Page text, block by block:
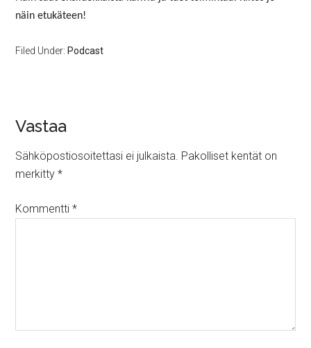
näin etukäteen!
Filed Under:Podcast
Vastaa
Sähköpostiosoitettasi ei julkaista. Pakolliset kentät on
merkitty*
Kommentti*